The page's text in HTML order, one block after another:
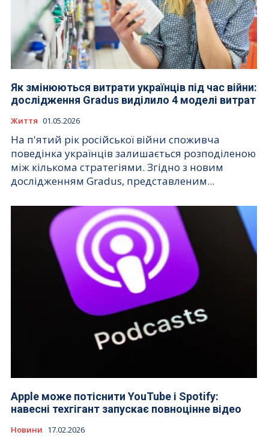
Як змінюються витрати українців під час війни:
дослідження Gradus виділило 4 моделі витрат
Життя 01.05.2026
На п'ятий рік російської війни споживча
поведінка українців залишається розподіленою
між кількома стратегіями. Згідно з новим
дослідженням Gradus, представленим...
Apple може потіснити YouTube і Spotify:
навесні техгігант запускає повноцінне відео
Новини 17.02.2026